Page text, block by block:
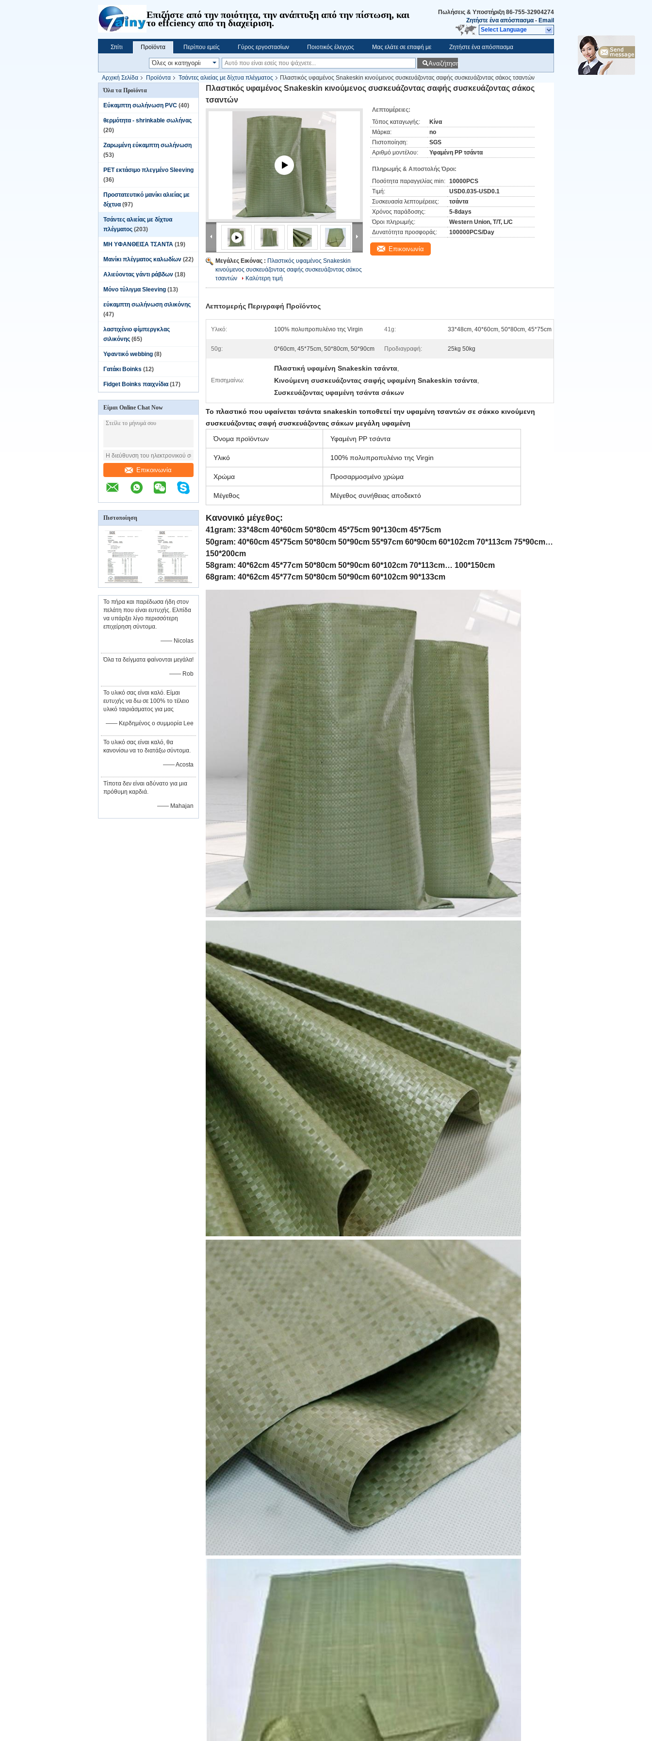
Επιζήστε από την ποιότητα, την ανάπτυξη από την πίστωση, και
το effciency από τη διαχείριση.
Πωλήσεις & Υποστήριξη 86-755-32904274
Ζητήστε ένα απόσπασμα - Email
Select Language
Σπίτι Προϊόντα Περίπου εμείς Γύρος εργοστασίων Ποιοτικός έλεγχος Μας ελάτε σε επαφή με Ζητήστε ένα απόσπασμα
Αναζήτηση
Αρχική Σελίδα Προϊόντα Τσάντες αλιείας με δίχτυα πλέγματος
Πλαστικός υφαμένος Snakeskin κινούμενος συσκευάζοντας σαφής συσκευάζοντας σάκος τσαντών
Όλα τα Προϊόντα
Εύκαμπτη σωλήνωση PVC (40)
θερμότητα - shrinkable σωλήνας
(20)
Ζαρωμένη εύκαμπτη σωλήνωση
(53)
PET εκτάσιμο πλεγμένο Sleeving
(36)
Προστατευτικό μανίκι αλιείας με
δίχτυα (97)
Τσάντες αλιείας με δίχτυα
πλέγματος (203)
ΜΗ ΥΦΑΝΘΕΙΣΑ ΤΣΑΝΤΑ (19)
Μανίκι πλέγματος καλωδίων (22)
Αλιεύοντας γάντι ράβδων (18)
Μόνο τύλιγμα Sleeving (13)
εύκαμπτη σωλήνωση σιλικόνης
(47)
λαστιχένιο φίμπεργκλας
σιλικόνης (65)
Υφαντικό webbing (8)
Γατάκι Boinks (12)
Fidget Boinks παιχνίδια (17)
Είμαι Online Chat Now
Επικοινωνία
Πιστοποίηση
Το πήρα και παρέδωσα ήδη στον
πελάτη που είναι ευτυχής. Ελπίδα
να υπάρξει λίγο περισσότερη
επιχείρηση σύντομα.
—— Nicolas
Όλα τα δείγματα φαίνονται μεγάλα!
—— Rob
Το υλικό σας είναι καλό. Είμαι
ευτυχής να δω σε 100% το τέλειο
υλικό ταιριάσματος για μας
—— Κερδημένος ο συμμορία Lee
Το υλικό σας είναι καλό, θα
κανονίσω να το διατάξω σύντομα.
—— Acosta
Τίποτα δεν είναι αδύνατο για μια
πρόθυμη καρδιά.
—— Mahajan
Πλαστικός υφαμένος Snakeskin κινούμενος συσκευάζοντας σαφής συσκευάζοντας σάκος
τσαντών
Μεγάλες Εικόνας : Πλαστικός υφαμένος Snakeskin
κινούμενος συσκευάζοντας σαφής συσκευάζοντας σάκος
τσαντών
Καλύτερη τιμή
Λεπτομέρειες:
Τόπος καταγωγής:
Κίνα
Μάρκα:
no
Πιστοποίηση:
SGS
Αριθμό μοντέλου:
Υφαμένη PP τσάντα
Πληρωμής & Αποστολής Όροι:
Ποσότητα παραγγελίας min: 10000PCS
Τιμή:
USD0.035-USD0.1
Συσκευασία λεπτομέρειες:
τσάντα
Χρόνος παράδοσης:
5-8days
Όροι πληρωμής:
Western Union, T/T, L/C
Δυνατότητα προσφοράς:
100000PCS/Day
Επικοινωνία
Λεπτομερής Περιγραφή Προϊόντος
Υλικό: 100% πολυπροπυλένιο της Virgin 41g: 33*48cm, 40*60cm, 50*80cm, 45*75cm
50g: 0*60cm, 45*75cm, 50*80cm, 50*90cm Προδιαγραφή: 25kg 50kg
Επισημαίνω:
Πλαστική υφαμένη Snakeskin τσάντα,
Κινούμενη συσκευάζοντας σαφής υφαμένη Snakeskin τσάντα,
Συσκευάζοντας υφαμένη τσάντα σάκων
Το πλαστικό που υφαίνεται τσάντα snakeskin τοποθετεί την υφαμένη τσαντών σε σάκκο κινούμενη
συσκευάζοντας σαφή συσκευάζοντας σάκων μεγάλη υφαμένη
Όνομα προϊόντων
Υφαμένη PP τσάντα
Υλικό 100% πολυπροπυλένιο της Virgin
Χρώμα Προσαρμοσμένο χρώμα
Μέγεθος Μέγεθος συνήθειας αποδεκτό
Κανονικό μέγεθος:
41gram: 33*48cm 40*60cm 50*80cm 45*75cm 90*130cm 45*75cm
50gram: 40*60cm 45*75cm 50*80cm 50*90cm 55*97cm 60*90cm 60*102cm 70*113cm 75*90cm…
150*200cm
58gram: 40*62cm 45*77cm 50*80cm 50*90cm 60*102cm 70*113cm… 100*150cm
68gram: 40*62cm 45*77cm 50*80cm 50*90cm 60*102cm 90*133cm